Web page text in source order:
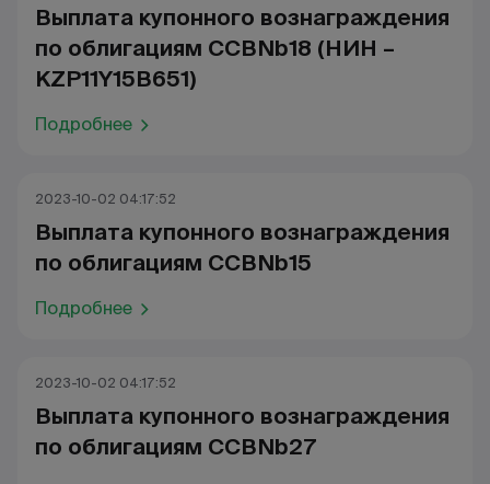
Выплата купонного вознаграждения
по облигациям CCBNb18 (НИН –
KZP11Y15B651)
Подробнее
2023-10-02 04:17:52
Выплата купонного вознаграждения
по облигациям CCBNb15
Подробнее
2023-10-02 04:17:52
Выплата купонного вознаграждения
по облигациям CCBNb27